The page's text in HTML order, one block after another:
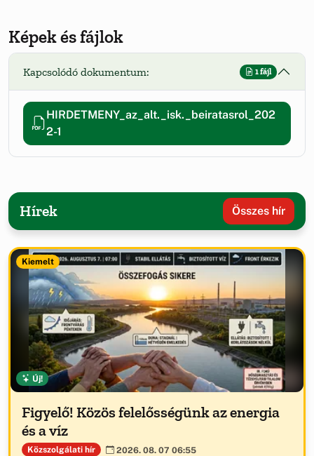
Képek és fájlok
Kapcsolódó dokumentum: 1 fájl
HIRDETMENY_az_alt._isk._beiratasrol_202
2-1
Hírek Összes hír
Kiemelt
Új!
Figyelő! Közös felelősségünk az energia
és a víz
Közszolgálati hír 2026. 08. 07 06:55